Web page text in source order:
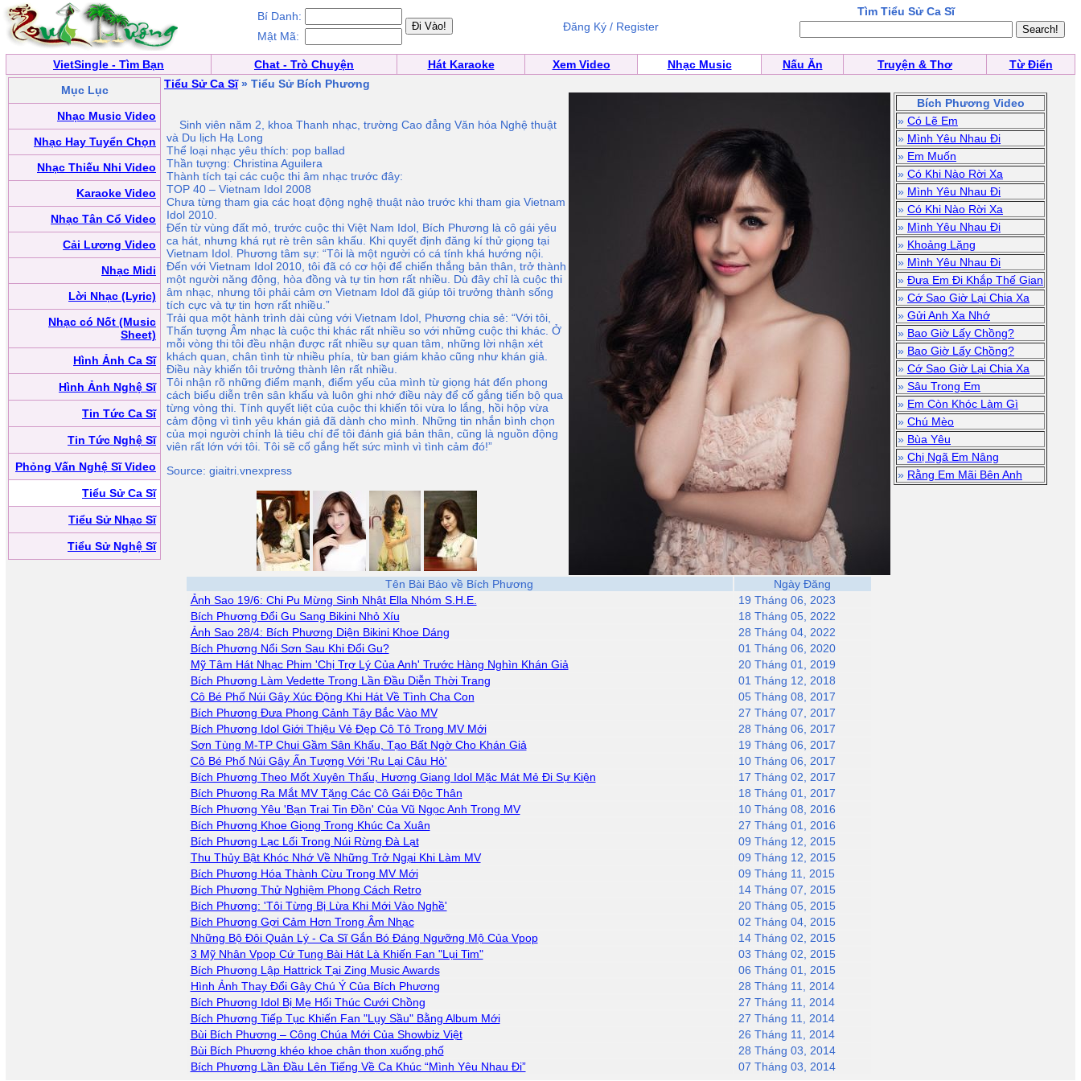
Bí Danh:
Mật Mã:
Đăng Ký / Register
Tìm Tiểu Sử Ca Sĩ
VietSingle - Tìm Bạn Chat - Trò Chuyện Hát Karaoke Xem Video Nhạc Music Nấu Ăn Truyện & Thơ
Từ Điển
Mục Lục
Nhạc Music Video
Nhạc Hay Tuyển Chọn
Nhạc Thiếu Nhi Video
Karaoke Video
Nhạc Tân Cổ Video
Cải Lương Video
Nhạc Midi
Lời Nhạc (Lyric)
Nhạc có Nốt (Music
Sheet)
Hình Ảnh Ca Sĩ
Hình Ảnh Nghệ Sĩ
Tin Tức Ca Sĩ
Tin Tức Nghệ Sĩ
Phỏng Vấn Nghệ Sĩ Video
Tiểu Sử Ca Sĩ
Tiểu Sử Nhạc Sĩ
Tiểu Sử Nghệ Sĩ
Tiểu Sử Ca Sĩ» Tiểu Sử Bích Phương
Sinh viên năm 2, khoa Thanh nhạc, trường Cao đẳng Văn hóa Nghệ thuật
và Du lịch Hạ Long
Thể loại nhạc yêu thích: pop ballad
Thần tượng: Christina Aguilera
Thành tích tại các cuộc thi âm nhạc trước đây:
TOP 40 – Vietnam Idol 2008
Chưa từng tham gia các hoạt động nghệ thuật nào trước khi tham gia Vietnam
Idol 2010.
Đến từ vùng đất mỏ, trước cuộc thi Việt Nam Idol, Bích Phương là cô gái yêu
ca hát, nhưng khá rụt rè trên sân khấu. Khi quyết định đăng kí thử giọng tại
Vietnam Idol. Phương tâm sự: “Tôi là một người có cá tính khá hướng nội.
Đến với Vietnam Idol 2010, tôi đã có cơ hội để chiến thắng bản thân, trở thành
một người năng động, hòa đồng và tự tin hơn rất nhiều. Dù đây chỉ là cuộc thi
âm nhạc, nhưng tôi phải cảm ơn Vietnam Idol đã giúp tôi trưởng thành sống
tích cực và tự tin hơn rất nhiều.”
Trải qua một hành trình dài cùng với Vietnam Idol, Phương chia sẻ: “Với tôi,
Thấn tượng Âm nhạc là cuộc thi khác rất nhiều so với những cuộc thi khác. Ở
mỗi vòng thi tôi đều nhận được rất nhiều sự quan tâm, những lời nhận xét
khách quan, chân tình từ nhiều phía, từ ban giám khảo cũng như khán giả.
Điều này khiến tôi trưởng thành lên rất nhiều.
Tôi nhận rõ những điểm mạnh, điểm yếu của mình từ giọng hát đến phong
cách biểu diễn trên sân khấu và luôn ghi nhớ điều này để cố gắng tiến bộ qua
từng vòng thi. Tính quyết liệt của cuộc thi khiến tôi vừa lo lắng, hồi hộp vừa
cảm động vì tình yêu khán giả đã dành cho mình. Những tin nhắn bình chọn
của mọi người chính là tiêu chí để tôi đánh giá bản thân, cũng là nguồn động
viên rất lớn với tôi. Tôi sẽ cố gắng hết sức mình vì tình cảm đó!”
Source: giaitri.vnexpress
Tên Bài Báo về Bích Phương
Ngày Đăng
Ảnh Sao 19/6: Chi Pu Mừng Sinh Nhật Ella Nhóm S.H.E.
19 Tháng 06, 2023
Bích Phương Đổi Gu Sang Bikini Nhỏ Xíu
18 Tháng 05, 2022
Ảnh Sao 28/4: Bích Phương Diện Bikini Khoe Dáng
28 Tháng 04, 2022
Bích Phương Nổi Sơn Sau Khi Đổi Gu?
01 Tháng 06, 2020
Mỹ Tâm Hát Nhạc Phim 'Chị Trợ Lý Của Anh' Trước Hàng Nghìn Khán Giả
20 Tháng 01, 2019
Bích Phương Làm Vedette Trong Lần Đầu Diễn Thời Trang
01 Tháng 12, 2018
Cô Bé Phố Núi Gây Xúc Động Khi Hát Về Tình Cha Con
05 Tháng 08, 2017
Bích Phương Đưa Phong Cảnh Tây Bắc Vào MV
27 Tháng 07, 2017
Bích Phương Idol Giới Thiệu Vẻ Đẹp Cô Tô Trong MV Mới
28 Tháng 06, 2017
Sơn Tùng M-TP Chui Gầm Sân Khấu, Tạo Bất Ngờ Cho Khán Giả
19 Tháng 06, 2017
Cô Bé Phố Núi Gây Ấn Tượng Với 'Ru Lại Câu Hò'
10 Tháng 06, 2017
Bích Phương Theo Mốt Xuyên Thấu, Hương Giang Idol Mặc Mát Mẻ Đi Sự Kiện
17 Tháng 02, 2017
Bích Phương Ra Mắt MV Tặng Các Cô Gái Độc Thân
18 Tháng 01, 2017
Bích Phương Yêu 'Bạn Trai Tin Đồn' Của Vũ Ngọc Anh Trong MV
10 Tháng 08, 2016
Bích Phương Khoe Giọng Trong Khúc Ca Xuân
27 Tháng 01, 2016
Bích Phương Lạc Lối Trong Núi Rừng Đà Lạt
09 Tháng 12, 2015
Thu Thủy Bật Khóc Nhớ Về Những Trở Ngại Khi Làm MV
09 Tháng 12, 2015
Bích Phương Hóa Thành Cừu Trong MV Mới
09 Tháng 11, 2015
Bích Phương Thử Nghiệm Phong Cách Retro
14 Tháng 07, 2015
Bích Phương: 'Tôi Từng Bị Lừa Khi Mới Vào Nghề'
20 Tháng 05, 2015
Bích Phương Gợi Cảm Hơn Trong Âm Nhạc
02 Tháng 04, 2015
Những Bộ Đôi Quản Lý - Ca Sĩ Gắn Bó Đáng Ngưỡng Mộ Của Vpop
14 Tháng 02, 2015
3 Mỹ Nhân Vpop Cứ Tung Bài Hát Là Khiến Fan "Lụi Tim"
03 Tháng 02, 2015
Bích Phương Lập Hattrick Tại Zing Music Awards
06 Tháng 01, 2015
Hình Ảnh Thay Đổi Gây Chú Ý Của Bích Phương
28 Tháng 11, 2014
Bích Phương Idol Bị Mẹ Hối Thúc Cưới Chồng
27 Tháng 11, 2014
Bích Phương Tiếp Tục Khiến Fan "Lụy Sầu" Bằng Album Mới
27 Tháng 11, 2014
Bùi Bích Phương – Công Chúa Mới Của Showbiz Việt
26 Tháng 11, 2014
Bùi Bích Phương khéo khoe chân thon xuống phố
28 Tháng 03, 2014
Bích Phương Lần Đầu Lên Tiếng Về Ca Khúc “Mình Yêu Nhau Đi”
07 Tháng 03, 2014
Bích Phương Video
» Có Lẽ Em
» Mình Yêu Nhau Đi
» Em Muốn
» Có Khi Nào Rời Xa
» Mình Yêu Nhau Đi
» Có Khi Nào Rời Xa
» Mình Yêu Nhau Đi
» Khoảng Lặng
» Mình Yêu Nhau Đi
» Đưa Em Đi Khắp Thế Gian
» Cớ Sao Giờ Lại Chia Xa
» Gửi Anh Xa Nhớ
» Bao Giờ Lấy Chồng?
» Bao Giờ Lấy Chồng?
» Cớ Sao Giờ Lại Chia Xa
» Sâu Trong Em
» Em Còn Khóc Làm Gì
» Chú Mèo
» Bùa Yêu
» Chị Ngã Em Nâng
» Rằng Em Mãi Bên Anh